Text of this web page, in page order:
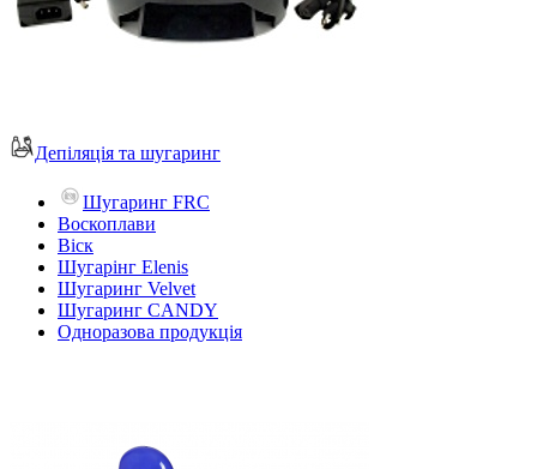
Депіляція та шугаринг
Шугаринг FRC
Воскоплави
Віск
Шугарінг Elenis
Шугаринг Velvet
Шугаринг CANDY
Одноразова продукція